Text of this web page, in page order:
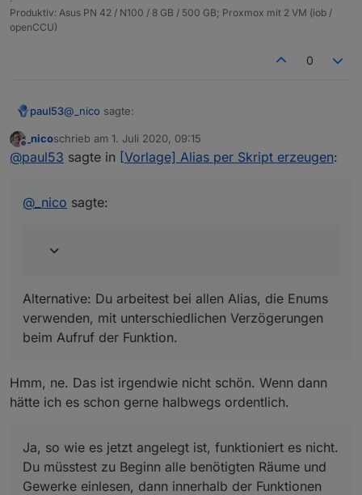
Produktiv: Asus PN 42 / N100 / 8 GB / 500 GB; Proxmox mit 2 VM (iob /
openCCU)
0
paul53@ _nico sagte:
Vermutlich weil es asynchron läuft? Daran werde
müsstest zu Beginn alle benötigten Räume und
Gewerke einlesen, dann innerhalb der Funktionen die
Offline
_nicoschrieb am 1. Juli 2020, 09:15
zuletzt editiert von
@paul53 sagte in [Vorlage] Alias per Skript erzeugen:
@ _nico sagte:
Alternative: Du arbeitest bei allen Alias, die Enums
verwenden, mit unterschiedlichen Verzögerungen
beim Aufruf der Funktion.
Hmm, ne. Das ist irgendwie nicht schön. Wenn dann
hätte ich es schon gerne halbwegs ordentlich.
Ja, so wie es jetzt angelegt ist, funktioniert es nicht.
Du müsstest zu Beginn alle benötigten Räume und
Gewerke einlesen, dann innerhalb der Funktionen